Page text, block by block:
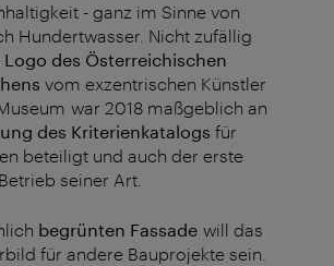
- ganz im Sinne von
Hundertwasser. Nicht zufällig
Logo des Österreichischen
vom exzentrischen Künstler
war 2018 maßgeblich an
des Kriterienkatalogs für
beteiligt und auch der erste
seiner Art.
begrünten Fassade will das
für andere Bauprojekte sein.